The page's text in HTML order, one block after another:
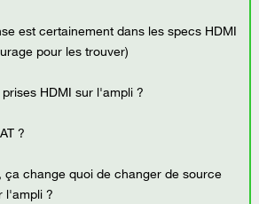
est certainement dans les specs HDMI
pour les trouver)
HDMI sur l'ampli ?
?
ça change quoi de changer de source
l'ampli ?